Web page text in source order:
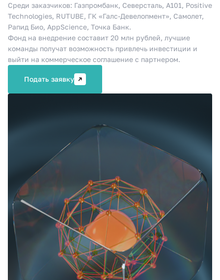
Среди заказчиков: Газпромбанк, Северсталь, А101, Positive
Technologies, RUTUBE, ГК «Галс-Девелопмент», Самолет,
Рапид Био, AppScience, Точка Банк.
Фонд на внедрение составит 20 млн рублей, лучшие
команды получат возможность привлечь инвестиции и
выйти на коммерческое соглашение с партнером.
Подать заявку